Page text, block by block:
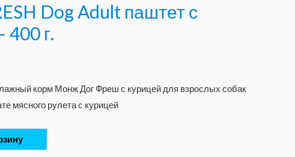
Dog Adult паштет с
400 г.
корм Монж Дог Фреш с курицей для взрослых собак
мясного рулета с курицей